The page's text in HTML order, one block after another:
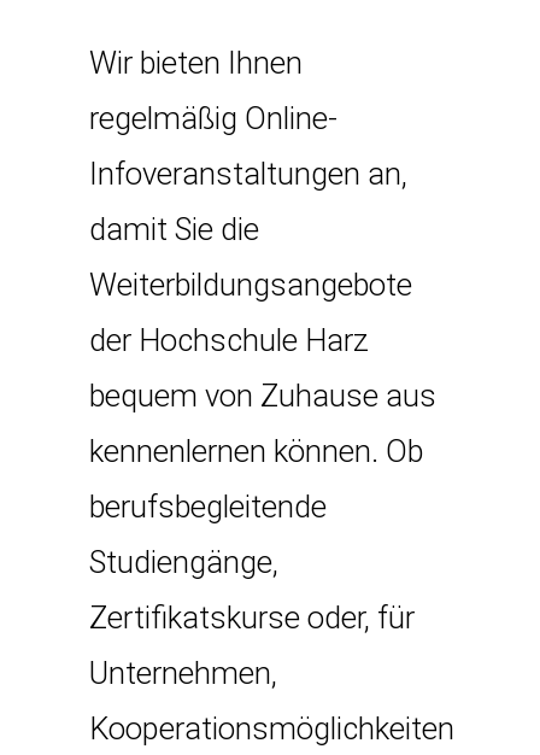
Wir bieten Ihnen
regelmäßig Online-
Infoveranstaltungen an,
damit Sie die
Weiterbildungsangebote
der Hochschule Harz
bequem von Zuhause aus
kennenlernen können. Ob
berufsbegleitende
Studiengänge,
Zertifikatskurse oder, für
Unternehmen,
Kooperationsmöglichkeiten